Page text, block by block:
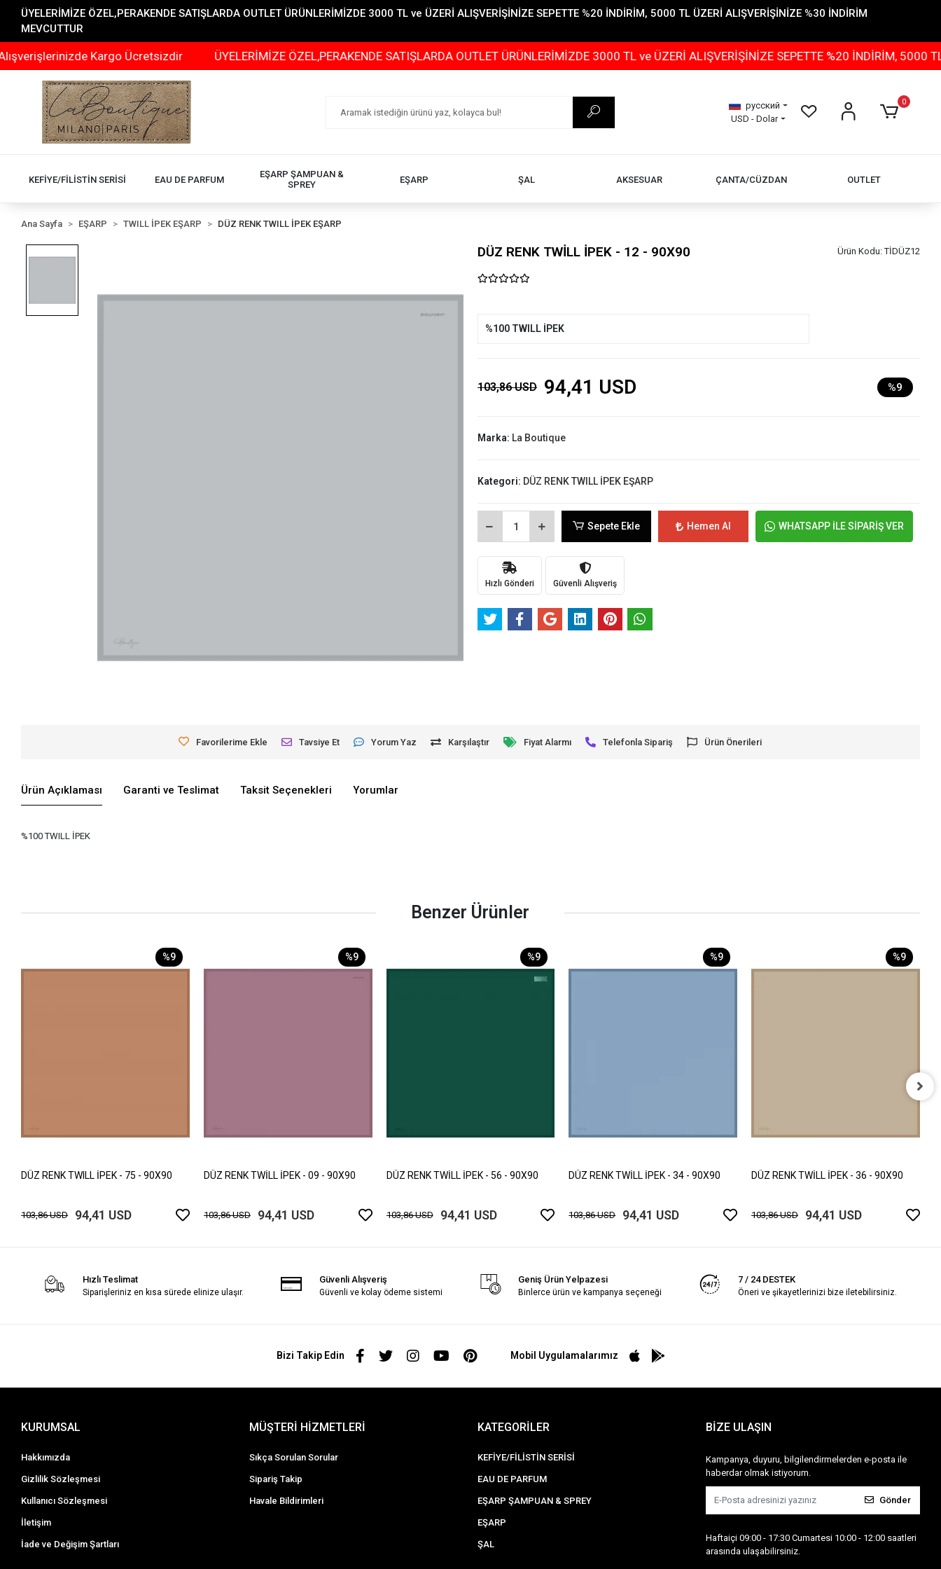
ÜYELERİMİZE ÖZEL,PERAKENDE SATIŞLARDA OUTLET ÜRÜNLERİMİZDE 3000 TL ve ÜZERİ ALIŞVERİŞİNİZE SEPETTE %20 İNDİRİM, 5000 TL ÜZERİ ALIŞVERİŞİNİZE %30 İNDİRİM
MEVCUTTUR
Kargo Ücretsizdir ÜYELERİMİZE ÖZEL,PERAKENDE SATIŞLARDA OUTLET ÜRÜNLERİMİZDE 3000 TL ve ÜZERİ ALIŞVERİŞİNİZE SEPETTE %20 İNDİRİM, 5000 TL
русский
USD - Dolar
0
KEFİYE/FİLİSTİN SERİSİ EAU DE PARFUM
EŞARP ŞAMPUAN &
SPREY
EŞARP ŞAL AKSESUAR ÇANTA/CÜZDAN OUTLET
Ana Sayfa EŞARP TWILL İPEK EŞARP DÜZ RENK TWILL İPEK EŞARP
DÜZ RENK TWİLL İPEK - 12 - 90X90 Ürün Kodu:TİDÜZ12
%100 TWILL İPEK
103,86 USD 94,41 USD %9
Marka: La Boutique
Kategori: DÜZ RENK TWILL İPEK EŞARP
Sepete Ekle Hemen Al WHATSAPP İLE SİPARİŞ VER
Hızlı Gönderi Güvenli Alışveriş
Favorilerime Ekle Tavsiye Et Yorum Yaz Karşılaştır Fiyat Alarmı Telefonla Sipariş Ürün Önerileri
Ürün Açıklaması Garanti ve Teslimat Taksit Seçenekleri Yorumlar
%100 TWILL İPEK
Benzer Ürünler
%9
DÜZ RENK TWILL İPEK - 75 - 90X90
103,86 USD 94,41 USD
%9
DÜZ RENK TWİLL İPEK - 09 - 90X90
103,86 USD 94,41 USD
%9
DÜZ RENK TWİLL İPEK - 56 - 90X90
103,86 USD 94,41 USD
%9
DÜZ RENK TWİLL İPEK - 34 - 90X90
103,86 USD 94,41 USD
%9
DÜZ RENK TWİLL İPEK - 36 - 90X90
103,86 USD 94,41 USD
Hızlı Teslimat
Siparişleriniz en kısa sürede elinize ulaşır.
Güvenli Alışveriş
Güvenli ve kolay ödeme sistemi
Geniş Ürün Yelpazesi
Binlerce ürün ve kampanya seçeneği
7 / 24 DESTEK
Öneri ve şikayetlerinizi bize iletebilirsiniz.
Bizi Takip Edin Mobil Uygulamalarımız
KURUMSAL
Hakkımızda
Gizlilik Sözleşmesi
Kullanıcı Sözleşmesi
İletişim
İade ve Değişim Şartları
MÜŞTERİ HİZMETLERİ
Sıkça Sorulan Sorular
Sipariş Takip
Havale Bildirimleri
KATEGORİLER
KEFİYE/FİLİSTİN SERİSİ
EAU DE PARFUM
EŞARP ŞAMPUAN & SPREY
EŞARP
ŞAL
BİZE ULAŞIN
Kampanya, duyuru, bilgilendirmelerden e-posta ile
haberdar olmak istiyorum.
Gönder
Haftaiçi 09:00 - 17:30 Cumartesi 10:00 - 12:00 saatleri
arasında ulaşabilirsiniz.